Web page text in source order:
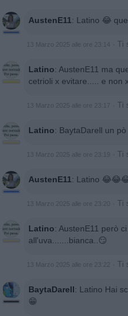
AustenE11: Latino 😂
13 Marzo 2025 alle ore 23:14 Ti
Latino: AustenE11 ma
cetrioli x evitare..... e non
13 Marzo 2025 alle ore 23:17 Ti
Latino: BaytaDarell un
13 Marzo 2025 alle ore 23:19 Ti
AustenE11: Latino
13 Marzo 2025 alle ore 23:20 Ti
Latino: AustenE11 però
all'uva.......bianca..😏
13 Marzo 2025 alle ore 23:22 Ti
BaytaDarell: Latino Hai
😁